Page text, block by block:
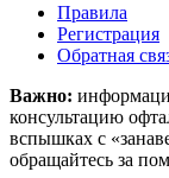
Правила
Регистрация
Обратная
Важно:
консультацию
вспышках с
обращайтесь за